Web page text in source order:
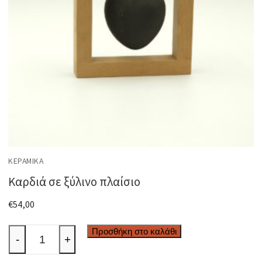
ΚΕΡΑΜΙΚΆ
Καρδιά σε ξύλινο πλαίσιο
€54,00
Καρδιά
σε
- +
Προσθήκη στο καλάθι